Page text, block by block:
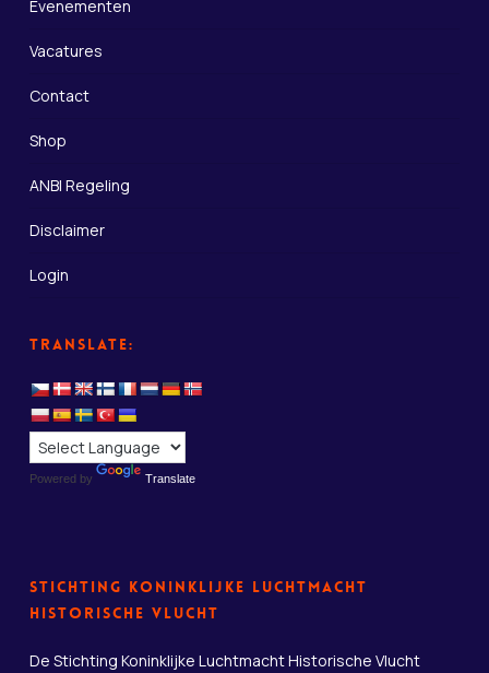
Evenementen
Vacatures
Contact
Shop
ANBI Regeling
Disclaimer
Login
Translate:
Powered by Translate
Stichting Koninklijke Luchtmacht
Historische Vlucht
De Stichting Koninklijke Luchtmacht Historische Vlucht